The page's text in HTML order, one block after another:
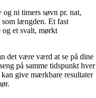
ni timers søvn pr. nat,
længden. Et fast
og et svalt, mørkt
det være værd at se på dine
på samme tidspunkt hver
give mærkbare resultater